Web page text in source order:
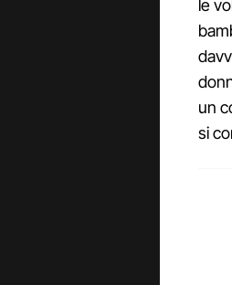
le
un
si